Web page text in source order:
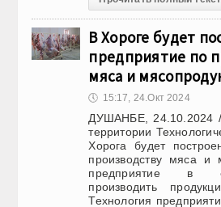
В Хороге будет
предприятие по
мяса и
🕔 15:17, 24.Окт 2024
ДУШАНБЕ, 24.10.2024
территории
Хорога будет
производству мяса и
предприятие в
производить
Технология